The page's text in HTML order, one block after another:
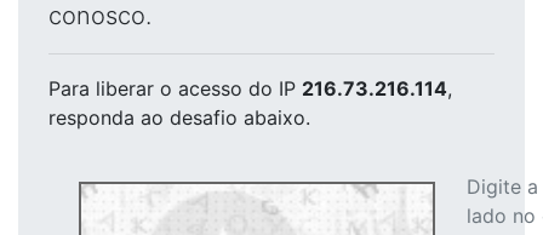
conosco.
Para liberar o acesso do IP 216.73.216.114,
responda ao desafio abaixo.
Digite
lado no